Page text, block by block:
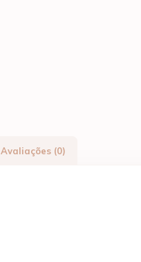
Avaliações (0)